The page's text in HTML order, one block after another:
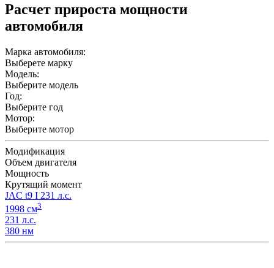
Расчет прироста мощности
автомобиля
Марка автомобиля:
Выберете марку
Модель:
Выберите модель
Год:
Выберите год
Мотор:
Выберите мотор
Модификация
Объем двигателя
Мощность
Крутящий момент
JAC t9 I 231 л.с.
1998 см3
231 л.с.
380 нм